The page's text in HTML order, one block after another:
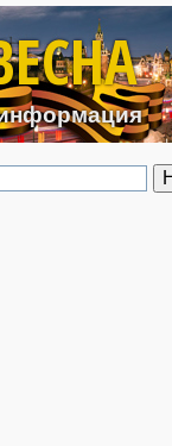
к основному